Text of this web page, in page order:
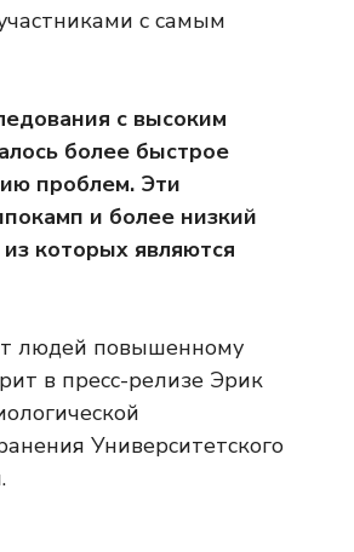
с самым
с высоким
более быстрое
проблем. Эти
и более низкий
которых являются
людей повышенному
в пресс-релизе Эрик
Университетского